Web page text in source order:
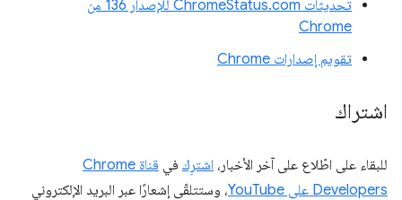
تحديثات ChromeStatus.com للإصدار 136 من
Chrome
تقويم إصدارات Chrome
اشتراك
للبقاء على اطّلاع على آخر الأخبار، اشترِك في
قناة Chrome
Developers على YouTube
، وستتلقّى إشعارًا عبر البريد الإلكتروني